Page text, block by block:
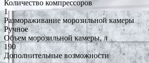
Количество компрессоров
1
Размораживание морозильной камеры
Ручное
Объем морозильной камеры, л
190
Дополнительные возможности